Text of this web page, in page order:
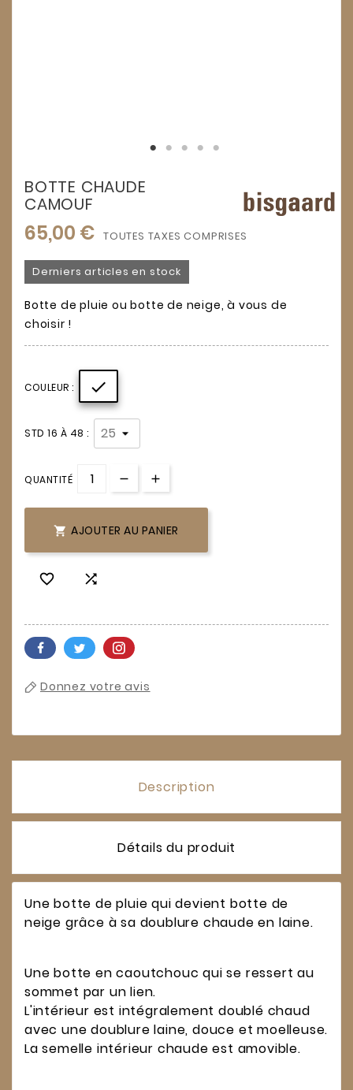
BOTTE CHAUDE
CAMOUF
65,00 € TOUTES TAXES COMPRISES
Derniers articles en stock
Botte de pluie ou botte de neige, à vous de
choisir !
COULEUR : 
STD 16 À 48 :
QUANTITÉ
 AJOUTER AU PANIER
 
Donnez votre avis
Description
Détails du produit
Une botte de pluie qui devient botte de
neige grâce à sa doublure chaude en laine.
Une botte en caoutchouc qui se ressert au
sommet par un lien.
L'intérieur est intégralement doublé chaud
avec une doublure laine, douce et moelleuse.
La semelle intérieur chaude est amovible.